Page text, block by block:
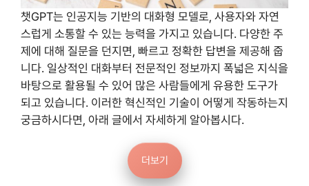
챗GPT는 인공지능 기반의 대화형 모델로, 사용자와 자연
스럽게 소통할 수 있는 능력을 가지고 있습니다. 다양한 주
제에 대해 질문을 던지면, 빠르고 정확한 답변을 제공해 줍
니다. 일상적인 대화부터 전문적인 정보까지 폭넓은 지식을
바탕으로 활용될 수 있어 많은 사람들에게 유용한 도구가
되고 있습니다. 이러한 혁신적인 기술이 어떻게 작동하는지
궁금하시다면, 아래 글에서 자세하게 알아봅시다.
더보기